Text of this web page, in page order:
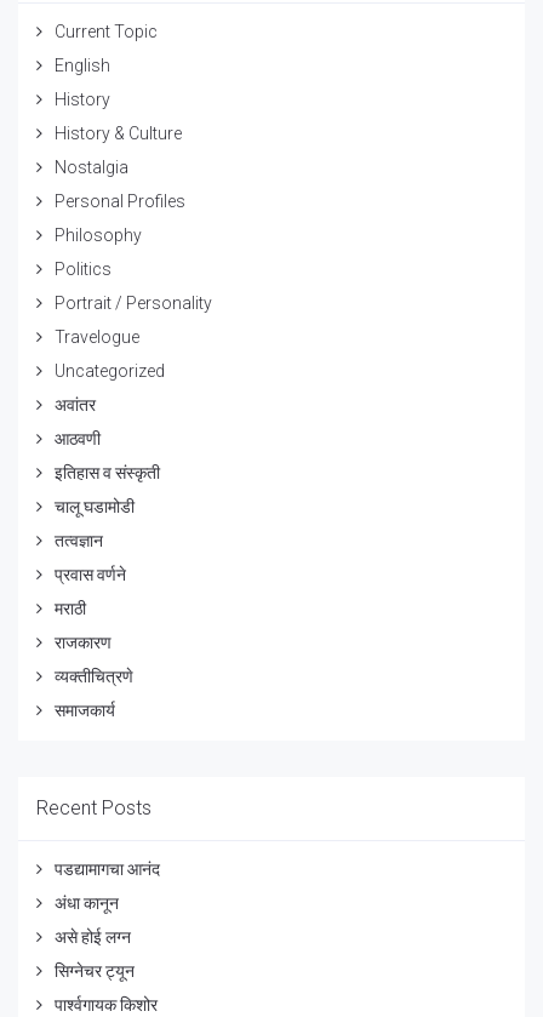
Current Topic
English
History
History & Culture
Nostalgia
Personal Profiles
Philosophy
Politics
Portrait / Personality
Travelogue
Uncategorized
अवांतर
आठवणी
इतिहास व संस्कृती
चालू घडामोडी
तत्वज्ञान
प्रवास वर्णने
मराठी
राजकारण
व्यक्तीचित्रणे
समाजकार्य
Recent Posts
पडद्यामागचा आनंद
अंधा कानून
असे होई लग्न
सिग्नेचर ट्यून
पार्श्वगायक किशोर